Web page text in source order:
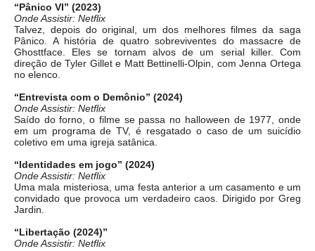
“Pânico VI” (2023)
Onde Assistir: Netflix
Talvez, depois do original, um dos melhores filmes da saga
Pânico. A história de quatro sobreviventes do massacre de
Ghosttface. Eles se tornam alvos de um serial killer. Com
direção de Tyler Gillet e Matt Bettinelli-Olpin, com Jenna Ortega
no elenco.
“Entrevista com o Demônio” (2024)
Onde Assistir: Netflix
Saído do forno, o filme se passa no halloween de 1977, onde
em um programa de TV, é resgatado o caso de um suicídio
coletivo em uma igreja satânica.
“Identidades em jogo” (2024)
Onde Assistir: Netflix
Uma mala misteriosa, uma festa anterior a um casamento e um
convidado que provoca um verdadeiro caos. Dirigido por Greg
Jardin.
“Libertação (2024)”
Onde Assistir: Netflix